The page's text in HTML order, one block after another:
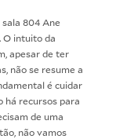
804 Ane
O intuito da
apesar de ter
não se resume a
é cuidar
há recursos para
de uma
não vamos